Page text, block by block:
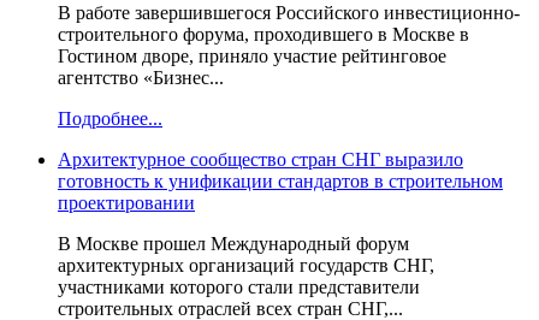
В работе завершившегося Российского инвестиционно-
строительного форума, проходившего в Москве в
Гостином дворе, приняло участие рейтинговое
агентство «Бизнес...
Подробнее...
Архитектурное сообщество стран СНГ выразило
готовность к унификации стандартов в строительном
проектировании
В Москве прошел Международный форум
архитектурных организаций государств СНГ,
участниками которого стали представители
строительных отраслей всех стран СНГ,...